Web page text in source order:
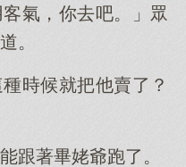
客氣，你去吧。」眾
。
時候就把他賣了？
跟著畢姥爺跑了。